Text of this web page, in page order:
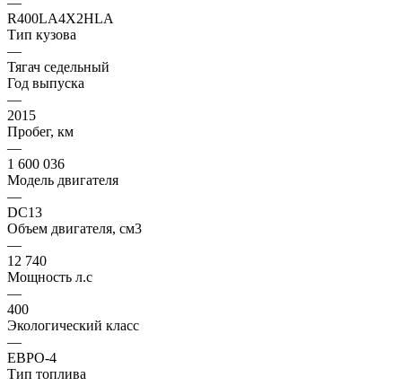
R400LA4X2HLA
Тип кузова
—
Тягач седельный
Год выпуска
—
2015
Пробег, км
—
1 600 036
Модель двигателя
—
DC13
Объем двигателя, см3
—
12 740
Мощность л.с
—
400
Экологический класс
—
ЕВРО-4
Тип топлива